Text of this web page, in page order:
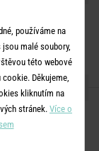
používáme na
malé soubory,
této webové
Děkujeme,
kliknutím na
stránek. Více o